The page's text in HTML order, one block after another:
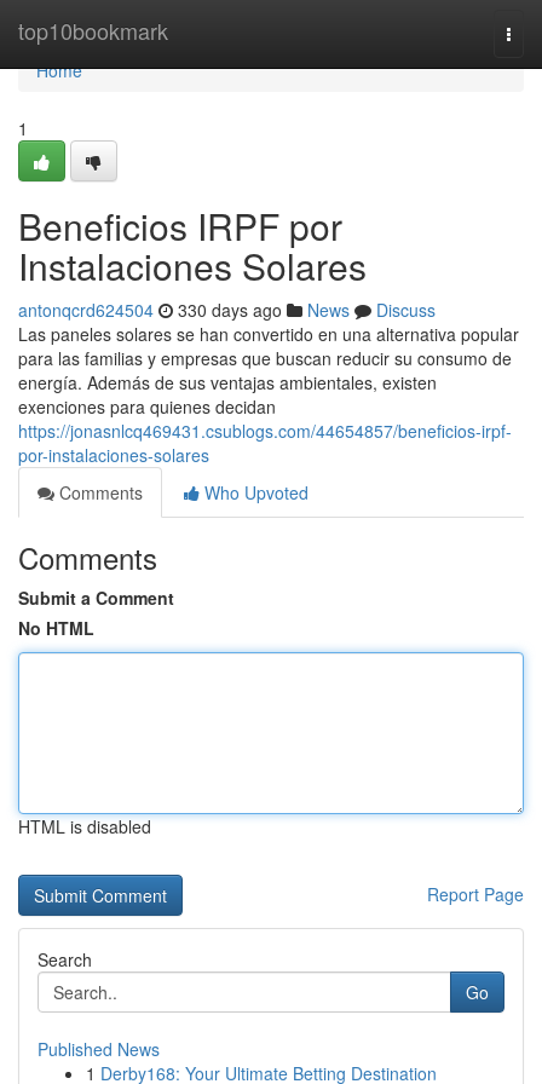
top10bookmark
Home
Home
1
Beneficios IRPF por
Instalaciones Solares
antonqcrd624504 330 days ago News
Discuss
Las paneles solares se han convertido en una alternativa popular
para las familias y empresas que buscan reducir su consumo de
energía. Además de sus ventajas ambientales, existen
exenciones para quienes decidan
https://jonasnlcq469431.csublogs.com/44654857/beneficios-irpf-
por-instalaciones-solares
Comments
Who Upvoted
Comments
Submit a Comment
No HTML
HTML is disabled
Report Page
Search
Go
Published News
1 Derby168: Your Ultimate Betting Destination